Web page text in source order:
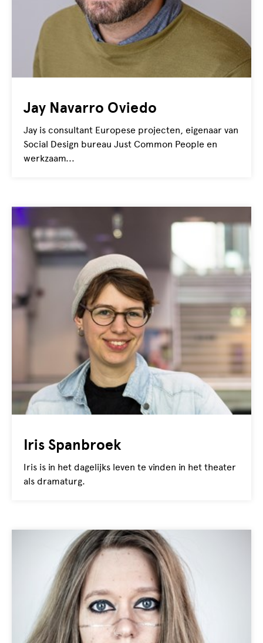
Jay Navarro Oviedo
Jay is consultant Europese projecten, eigenaar van
Social Design bureau Just Common People en
werkzaam...
Iris Spanbroek
Iris is in het dagelijks leven te vinden in het theater
als dramaturg.